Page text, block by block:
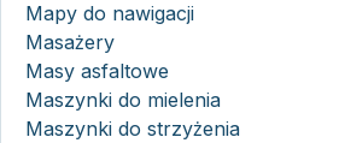
Mapy do nawigacji
Masażery
Masy asfaltowe
Maszynki do mielenia
Maszynki do strzyżenia